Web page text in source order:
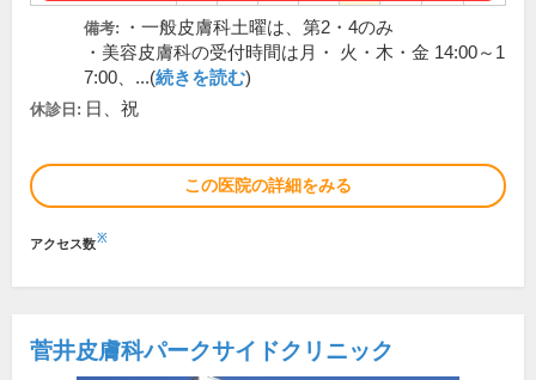
備考:
・一般皮膚科土曜は、第2・4のみ
・美容皮膚科の受付時間は月・ 火・木・金 14:00～1
7:00、...(続きを読む)
休診日: 日、祝
この医院の詳細をみる
アクセス数※
菅井皮膚科パークサイドクリニック